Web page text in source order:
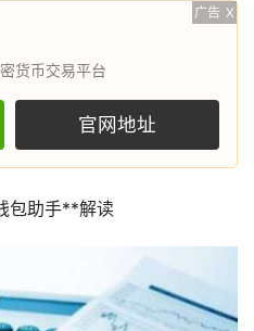
广告 X
货币交易平台
官网地址
包助手**解读